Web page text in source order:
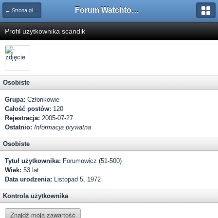
← Strona główna Forum Watchtower
Profil użytkownika scandik
Osobiste
Grupa: Członkowie
Całość postów: 120
Rejestracja: 2005-07-27
Ostatnio: Informacja prywatna
Osobiste
Tytuł użytkownika: Forumowicz (51-500)
Wiek: 53 lat
Data urodzenia: Listopad 5, 1972
Kontrola użytkownika
Znajdź moją zawartość